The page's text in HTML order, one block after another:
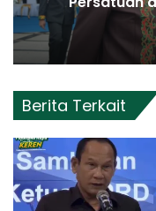
Berita Terkait